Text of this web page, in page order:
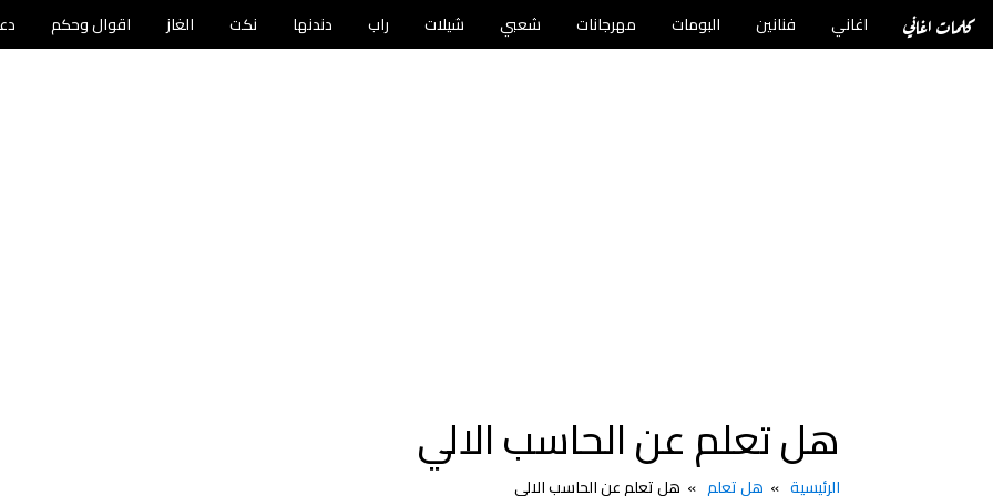
كلمات اغاني اغاني فنانين البومات مهرجانات شعبي شيلات راب دندنها نكت الغاز اقوال وحكم
هل تعلم عن الحاسب الالي
الرئيسية هل تعلم هل تعلم عن الحاسب الالي